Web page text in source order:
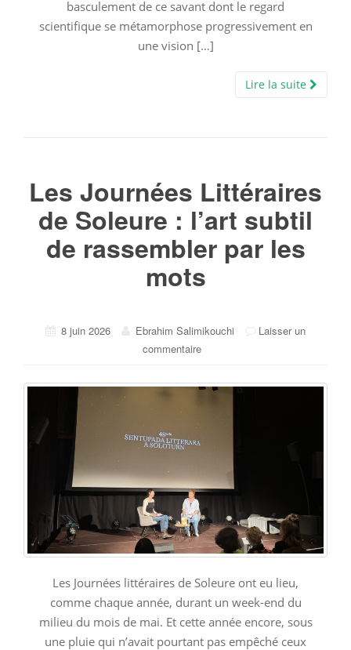
basculement de ce savant dont le regard
scientifique se métamorphose progressivement en
une vision […]
Lire la suite
Les Journées Littéraires
de Soleure : l’art subtil
de rassembler par les
mots
8 juin 2026 Ebrahim Salimikouchi
Laisser un
commentaire
Les Journées littéraires de Soleure ont eu lieu,
comme chaque année, durant un week-end du
milieu du mois de mai. Et cette année encore, sous
une pluie qui n’avait pourtant pas empêché ceux